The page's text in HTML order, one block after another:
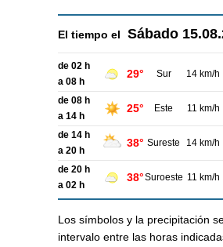
El tiempo el Sábado
de 02 h
a 08 h
29° Sur 14 km/h
de 08 h
a 14 h
25° Este 11 km/h
de 14 h
a 20 h
38° Sureste 14 km/h
de 20 h
a 02 h
38°Suroeste 11 km/h
Los símbolos y la precipitación
intervalo entre las horas